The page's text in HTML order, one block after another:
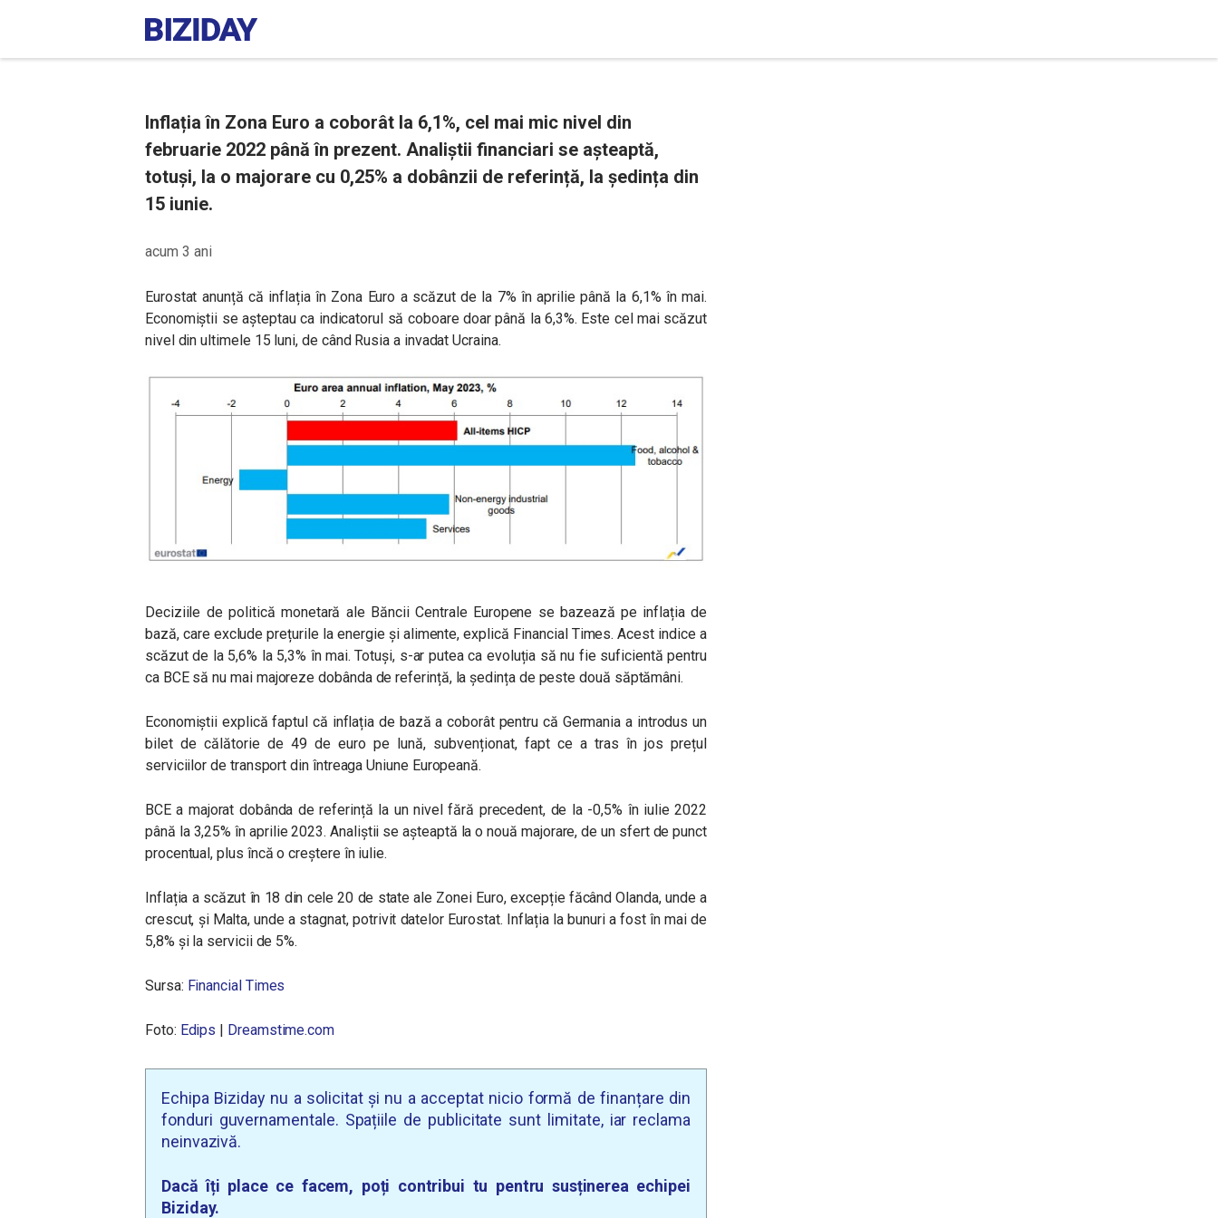
Inflația în Zona Euro a coborât la 6,1%, cel mai mic nivel din
februarie 2022 până în prezent. Analiștii financiari se așteaptă,
totuși, la o majorare cu 0,25% a dobânzii de referință, la ședința din
15 iunie.
acum 3 ani
Eurostat anunță că inflația în Zona Euro a scăzut de la 7% în aprilie până la 6,1% în mai.
Economiștii se așteptau ca indicatorul să coboare doar până la 6,3%. Este cel mai scăzut
nivel din ultimele 15 luni, de când Rusia a invadat Ucraina.
Deciziile de politică monetară ale Băncii Centrale Europene se bazează pe inflația de
bază, care exclude prețurile la energie și alimente, explică Financial Times. Acest indice a
scăzut de la 5,6% la 5,3% în mai. Totuși, s-ar putea ca evoluția să nu fie suficientă pentru
ca BCE să nu mai majoreze dobânda de referință, la ședința de peste două săptămâni.
Economiștii explică faptul că inflația de bază a coborât pentru că Germania a introdus un
bilet de călătorie de 49 de euro pe lună, subvenționat, fapt ce a tras în jos prețul
serviciilor de transport din întreaga Uniune Europeană.
BCE a majorat dobânda de referință la un nivel fără precedent, de la -0,5% în iulie 2022
până la 3,25% în aprilie 2023. Analiștii se așteaptă la o nouă majorare, de un sfert de punct
procentual, plus încă o creștere în iulie.
Inflația a scăzut în 18 din cele 20 de state ale Zonei Euro, excepție făcând Olanda, unde a
crescut, și Malta, unde a stagnat, potrivit datelor Eurostat. Inflația la bunuri a fost în mai de
5,8% și la servicii de 5%.
Sursa: Financial Times
Foto: Edips | Dreamstime.com
Echipa Biziday nu a solicitat și nu a acceptat nicio formă de finanțare din
fonduri guvernamentale. Spațiile de publicitate sunt limitate, iar reclama
neinvazivă.
Dacă îți place ce facem, poți contribui tu pentru susținerea echipei
Biziday.